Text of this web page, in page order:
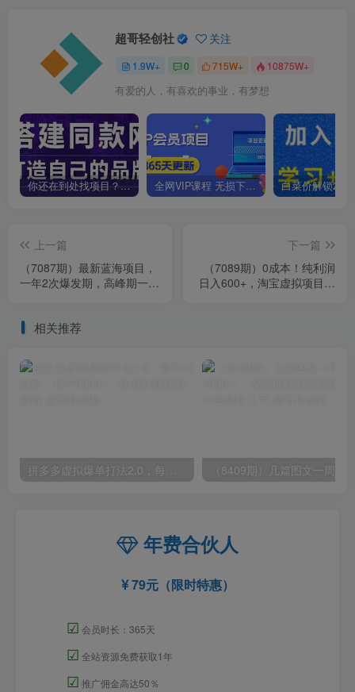
超哥轻创社 关注
1.9W+ 0 715W+ 10875W+
有爱的人，有喜欢的事业，有梦想
你还在到处找项目？还在当韭菜？我靠卖项目一个月收入5万+，曾经我也是个失败者。 全网VIP课程 无损下载~
上一篇
（7087期）最新蓝海项目，
一年2次爆发期，高峰期一部
下一篇
（7089期）0成本！纯利润
日入600+，淘宝虚拟项目从
相关推荐
年费合伙人
79元（限时特惠）
☑ 会员时长：365天
☑ 全站资源免费获取1年
☑ 推广佣金高达50％